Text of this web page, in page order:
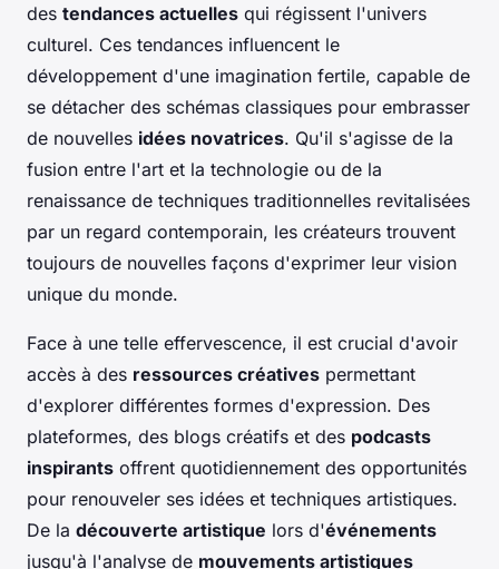
des tendances actuelles qui régissent l'univers
culturel. Ces tendances influencent le
développement d'une imagination fertile, capable de
se détacher des schémas classiques pour embrasser
de nouvelles idées novatrices. Qu'il s'agisse de la
fusion entre l'art et la technologie ou de la
renaissance de techniques traditionnelles revitalisées
par un regard contemporain, les créateurs trouvent
toujours de nouvelles façons d'exprimer leur vision
unique du monde.
Face à une telle effervescence, il est crucial d'avoir
accès à des ressources créatives permettant
d'explorer différentes formes d'expression. Des
plateformes, des blogs créatifs et des podcasts
inspirants offrent quotidiennement des opportunités
pour renouveler ses idées et techniques artistiques.
De la découverte artistique lors d'événements
jusqu'à l'analyse de mouvements artistiques